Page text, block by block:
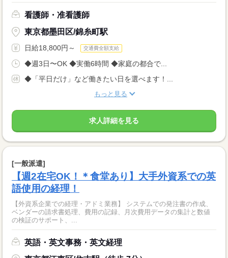
看護師・准看護師
東京都墨田区/錦糸町駅
日給18,800円～ 交通費全額支給
◆週3日〜OK ◆実働6時間 ◆家庭の都合で...
◆「平日だけ」など働きたい日を選べます！...
もっと見る
求人詳細を見る
[一般派遣]
【週2在宅OK！＊食堂あり】大手外資系での英
語使用の経理！
【外資系企業での経理・アドミ業務】 システムでの発注書の作成、
ベンダーの請求書処理、費用の記録、月次費用データの集計と数値
の検証のサポート、...
英語・英文事務・英文経理